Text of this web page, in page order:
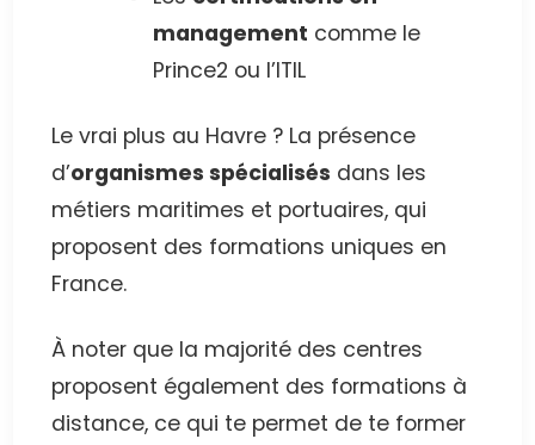
management comme le
Prince2 ou l’ITIL
Le vrai plus au Havre ? La présence
d’organismes spécialisés dans les
métiers maritimes et portuaires, qui
proposent des formations uniques en
France.
À noter que la majorité des centres
proposent également des formations à
distance, ce qui te permet de te former